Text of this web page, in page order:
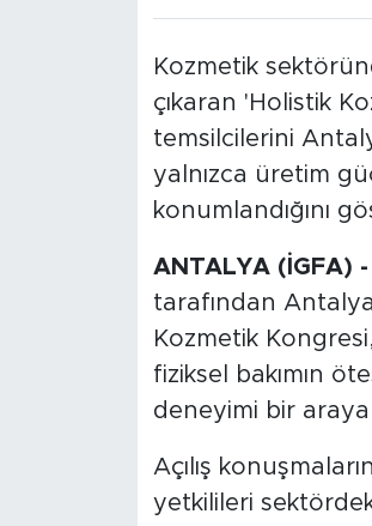
Kozmetik
çıkaran 'Holistik
temsilcilerini
yalnızca üretim
konumlandığını
ANTALYA (İGFA) -
tarafından
Kozmetik
fiziksel bakımın
deneyimi bir
Açılış
yetkilileri